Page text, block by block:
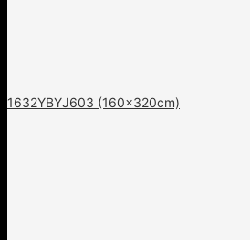
1632YBYJ603 (160x320cm)